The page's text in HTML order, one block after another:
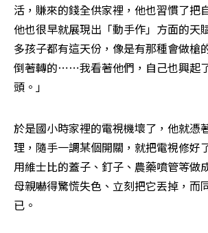
活，賺來的錢全供家裡，他也習慣了把
他也很早就展現出「動手作」方面的天
多孩子都有這天份，像是有那種會做槍
倒著轉的⋯⋯我看著他們，自己也興起
頭。」
於是國小時家裡的電視機壞了，他就憑
理，隨手一調某個開關，就把電視修好
用維士比的蓋子、釘子、農藥噴管等做
母親嚇得驚慌失色、立刻把它丟掉，而
已。